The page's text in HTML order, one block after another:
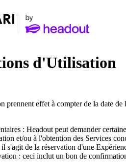
d'Utilisation
prennent effet à compter de la date
: Headout peut demander
et/ou à l'obtention des Services
s'agit de la réservation d'une
: ceci inclut un bon de